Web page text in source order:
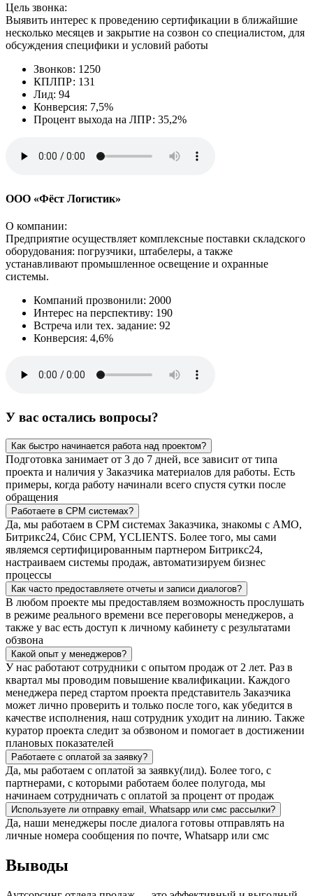
Цель звонка:
Выявить интерес к проведению сертификации в ближайшие
несколько месяцев и закрытие на созвон со специалистом, для
обсуждения специфики и условий работы
Звонков: 1250
КПЛПР: 131
Лид: 94
Конверсия: 7,5%
Процент выхода на ЛПР: 35,2%
ООО «Фёст Логистик»
О компании:
Предприятие осуществляет комплексные поставки складского
оборудования: погрузчики, штабелеры, а также
устанавливают промышленное освещение и охранные
системы.
Компаний прозвонили: 2000
Интерес на перспективу: 190
Встреча или тех. задание: 92
Конверсия: 4,6%
У вас остались вопросы?
Как быстро начинается работа над проектом?
Подготовка занимает от 3 до 7 дней, все зависит от типа
проекта и наличия у Заказчика материалов для работы. Есть
примеры, когда работу начинали всего спустя сутки после
обращения
Работаете в СРМ системах?
Да, мы работаем в СРМ системах Заказчика, знакомы с АМО,
Битрикс24, Сбис СРМ, YCLIENTS. Более того, мы сами
являемся сертифицированным партнером Битрикс24,
настраиваем системы продаж, автоматизируем бизнес
процессы
Как часто предоставляете отчеты и записи диалогов?
В любом проекте мы предоставляем возможность прослушать
в режиме реального времени все переговоры менеджеров, а
также у вас есть доступ к личному кабинету с результатами
обзвона
Какой опыт у менеджеров?
У нас работают сотрудники с опытом продаж от 2 лет. Раз в
квартал мы проводим повышение квалификации. Каждого
менеджера перед стартом проекта представитель Заказчика
может лично проверить и только после того, как убедится в
качестве исполнения, наш сотрудник уходит на линию. Также
куратор проекта следит за обзвоном и помогает в достижении
плановых показателей
Работаете с оплатой за заявку?
Да, мы работаем с оплатой за заявку(лид). Более того, с
партнерами, с которыми работаем более полугода, мы
начинаем сотрудничать с оплатой за процент от продаж
Используете ли отправку email, Whatsapp или смс рассылки?
Да, наши менеджеры после диалога готовы отправлять на
личные номера сообщения по почте, Whatsapp или смс
Выводы